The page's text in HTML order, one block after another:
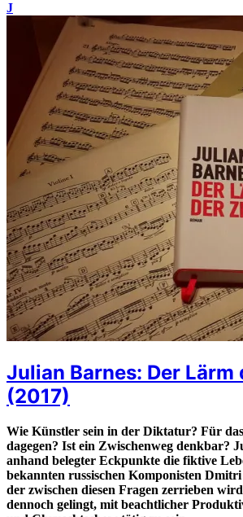
J
Julian Barnes: Der Lärm
(2017)
Wie Künstler sein in der Diktatur? Für
dagegen? Ist ein Zwischenweg denkbar?
anhand belegter Eckpunkte die fiktive
bekannten russischen Komponisten
der zwischen diesen Fragen zerrieben
dennoch gelingt, mit beachtlicher